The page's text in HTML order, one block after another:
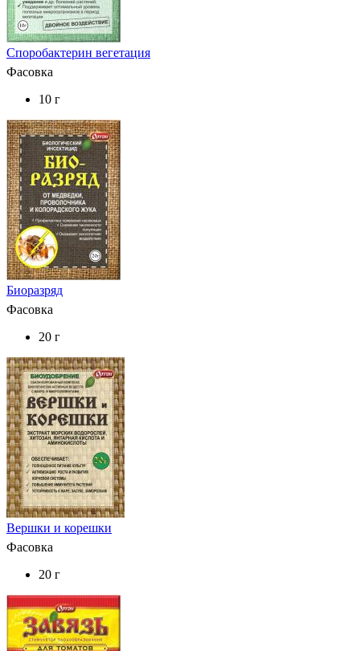
Споробактерин вегетация
Фасовка
10 г
Биоразряд
Фасовка
20 г
Вершки и корешки
Фасовка
20 г